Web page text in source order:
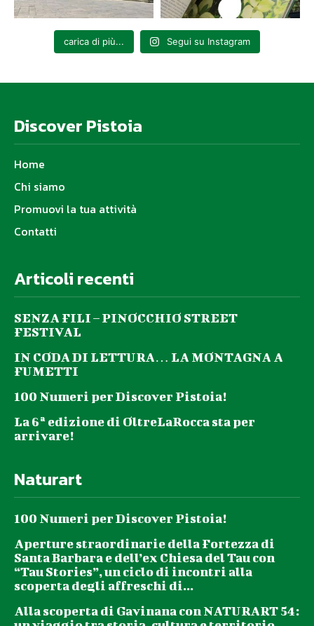
carica di più... Segui su Instagram
Discover Pistoia
Home
Chi siamo
Promuovi la tua attività
Contatti
Articoli recenti
SENZA FILI – PINOCCHIO STREET
FESTIVAL
IN CODA DI LETTURA… LA MONTAGNA A
FUMETTI
100 Numeri per Discover Pistoia!
La 6ª edizione di OltreLaRocca sta per
arrivare!
Naturart
100 Numeri per Discover Pistoia!
Aperture straordinarie della Fortezza di
Santa Barbara e dell’ex Chiesa del Tau con
“Tau Stories”, un ciclo di incontri alla
scoperta degli affreschi di...
Alla scoperta di Gavinana con NATURART 54: